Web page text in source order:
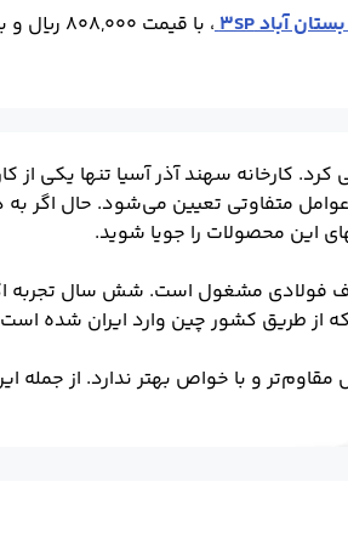
، با قیمت 808,000 ریال و بیشترین مربوط به
کارخانه سهند آذر آسیا تنها یکی از
متفاوتی تعیین می‌شود. حال اگر به
این محصولات را جویا شوید.
شمش‌ها و کلاف فولادی مشغول است. شش سال
و با خواص بهتر ندارد. از جمله
گوناگون تولید می‌شوند. همین